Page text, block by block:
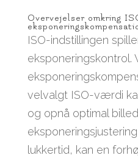
Overvejelser omkring
ISO-indstillingen
eksponeringskontrol.
velvalgt ISO-værdi
og opnå optimal
lukkertid, kan en